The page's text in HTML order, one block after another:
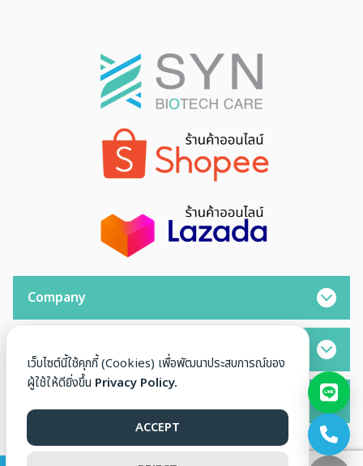
Company
Opening Hours
เว็บไซต์นี้ใช้คุกกี้ (Cookies) เพื่อพัฒนาประสบการณ์ของ
ผู้ใช้ให้ดียิ่งขึ้น Privacy Policy.
ACCEPT